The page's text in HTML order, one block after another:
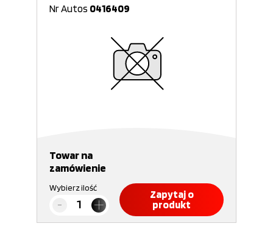
Nr Autos 0416409
Towar na
zamówienie
Wybierz ilość
Zapytaj o
produkt